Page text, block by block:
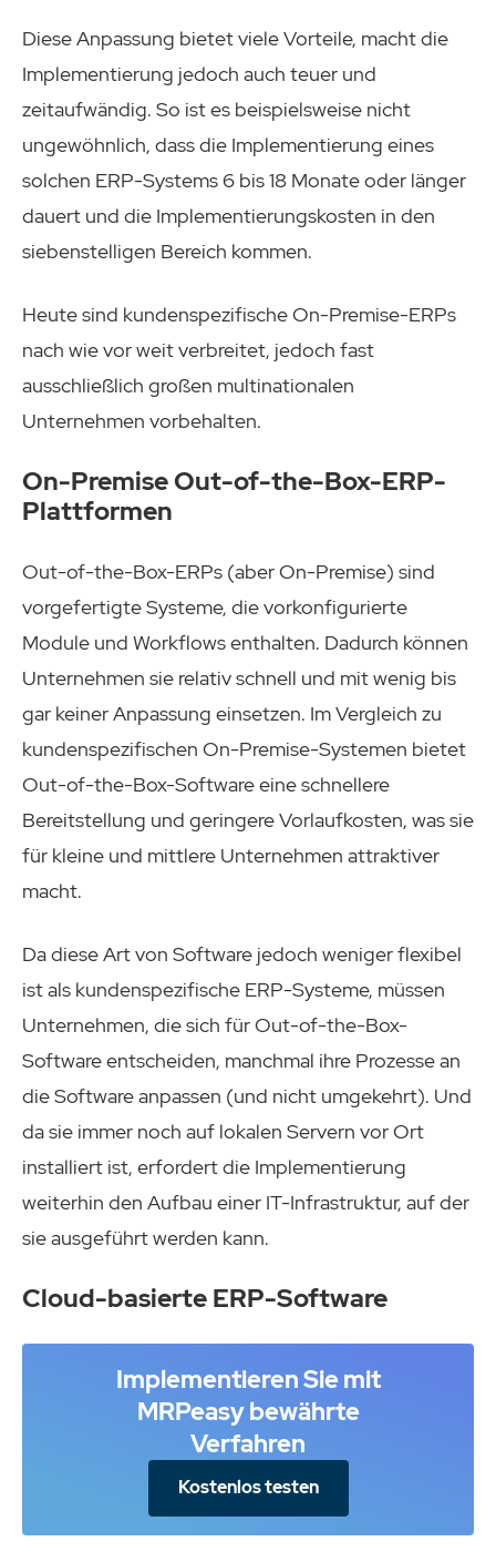
Diese Anpassung bietet viele Vorteile, macht die
Implementierung jedoch auch teuer und
zeitaufwändig. So ist es beispielsweise nicht
ungewöhnlich, dass die Implementierung eines
solchen ERP-Systems 6 bis 18 Monate oder länger
dauert und die Implementierungskosten in den
siebenstelligen Bereich kommen.
Heute sind kundenspezifische On-Premise-ERPs
nach wie vor weit verbreitet, jedoch fast
ausschließlich großen multinationalen
Unternehmen vorbehalten.
On-Premise Out-of-the-Box-ERP-
Plattformen
Out-of-the-Box-ERPs (aber On-Premise) sind
vorgefertigte Systeme, die vorkonfigurierte
Module und Workflows enthalten. Dadurch können
Unternehmen sie relativ schnell und mit wenig bis
gar keiner Anpassung einsetzen. Im Vergleich zu
kundenspezifischen On-Premise-Systemen bietet
Out-of-the-Box-Software eine schnellere
Bereitstellung und geringere Vorlaufkosten, was sie
für kleine und mittlere Unternehmen attraktiver
macht.
Da diese Art von Software jedoch weniger flexibel
ist als kundenspezifische ERP-Systeme, müssen
Unternehmen, die sich für Out-of-the-Box-
Software entscheiden, manchmal ihre Prozesse an
die Software anpassen (und nicht umgekehrt). Und
da sie immer noch auf lokalen Servern vor Ort
installiert ist, erfordert die Implementierung
weiterhin den Aufbau einer IT-Infrastruktur, auf der
sie ausgeführt werden kann.
Cloud-basierte ERP-Software
Implementieren Sie mit
MRPeasy bewährte
Verfahren
Kostenlos testen